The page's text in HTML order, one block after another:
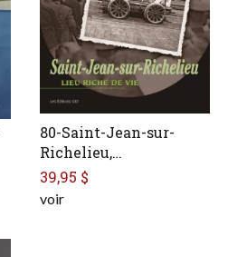
80-Saint-Jean-sur-
Richelieu,…
39,95 $
voir